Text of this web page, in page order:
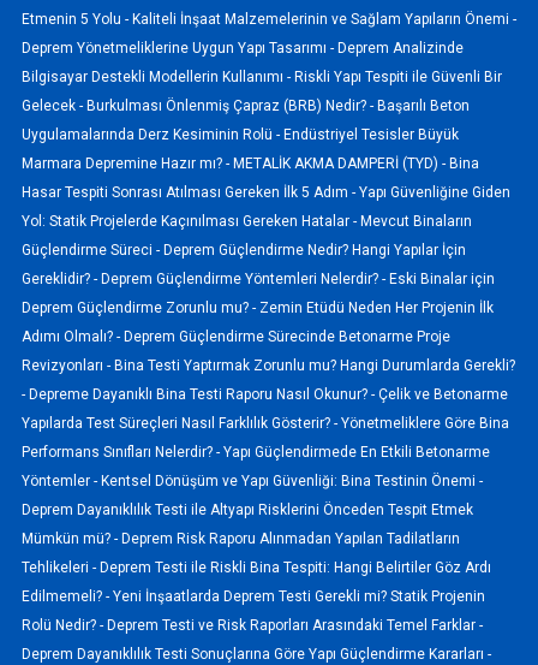
Etmenin 5 Yolu - Kaliteli İnşaat Malzemelerinin ve Sağlam Yapıların Önemi -
Deprem Yönetmeliklerine Uygun Yapı Tasarımı - Deprem Analizinde
Bilgisayar Destekli Modellerin Kullanımı - Riskli Yapı Tespiti ile Güvenli Bir
Gelecek - Burkulması Önlenmiş Çapraz (BRB) Nedir? - Başarılı Beton
Uygulamalarında Derz Kesiminin Rolü - Endüstriyel Tesisler Büyük
Marmara Depremine Hazır mı? - METALİK AKMA DAMPERİ (TYD) - Bina
Hasar Tespiti Sonrası Atılması Gereken İlk 5 Adım - Yapı Güvenliğine Giden
Yol: Statik Projelerde Kaçınılması Gereken Hatalar - Mevcut Binaların
Güçlendirme Süreci - Deprem Güçlendirme Nedir? Hangi Yapılar İçin
Gereklidir? - Deprem Güçlendirme Yöntemleri Nelerdir? - Eski Binalar için
Deprem Güçlendirme Zorunlu mu? - Zemin Etüdü Neden Her Projenin İlk
Adımı Olmalı? - Deprem Güçlendirme Sürecinde Betonarme Proje
Revizyonları - Bina Testi Yaptırmak Zorunlu mu? Hangi Durumlarda Gerekli?
- Depreme Dayanıklı Bina Testi Raporu Nasıl Okunur? - Çelik ve Betonarme
Yapılarda Test Süreçleri Nasıl Farklılık Gösterir? - Yönetmeliklere Göre Bina
Performans Sınıfları Nelerdir? - Yapı Güçlendirmede En Etkili Betonarme
Yöntemler - Kentsel Dönüşüm ve Yapı Güvenliği: Bina Testinin Önemi -
Deprem Dayanıklılık Testi ile Altyapı Risklerini Önceden Tespit Etmek
Mümkün mü? - Deprem Risk Raporu Alınmadan Yapılan Tadilatların
Tehlikeleri - Deprem Testi ile Riskli Bina Tespiti: Hangi Belirtiler Göz Ardı
Edilmemeli? - Yeni İnşaatlarda Deprem Testi Gerekli mi? Statik Projenin
Rolü Nedir? - Deprem Testi ve Risk Raporları Arasındaki Temel Farklar -
Deprem Dayanıklılık Testi Sonuçlarına Göre Yapı Güçlendirme Kararları -